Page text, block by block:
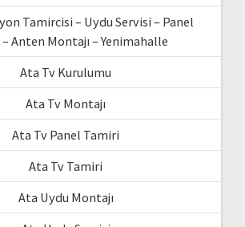
Tamircisi – Uydu Servisi – Panel
Anten Montajı – Yenimahalle
Ata Tv Kurulumu
Ata Tv Montajı
Ata Tv Panel Tamiri
Ata Tv Tamiri
Ata Uydu Montajı